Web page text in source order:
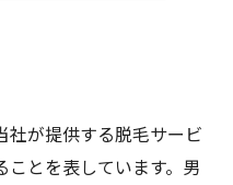
社が提供する脱毛サービ
とを表しています。男